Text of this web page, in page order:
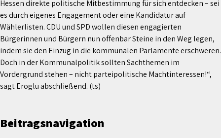
Hessen direkte politische Mitbestimmung für sich entdecken – sei
es durch eigenes Engagement oder eine Kandidatur auf
Wählerlisten. CDU und SPD wollen diesen engagierten
Bürgerinnen und Bürgern nun offenbar Steine in den Weg legen,
indem sie den Einzug in die kommunalen Parlamente erschweren.
Doch in der Kommunalpolitik sollten Sachthemen im
Vordergrund stehen – nicht parteipolitische Machtinteressen!“,
sagt Eroglu abschließend. (ts)
Beitragsnavigation